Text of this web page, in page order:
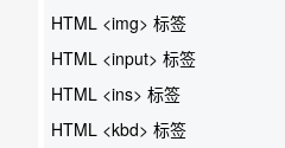
HTML <img> 标签
HTML <input> 标签
HTML <ins> 标签
HTML <kbd> 标签